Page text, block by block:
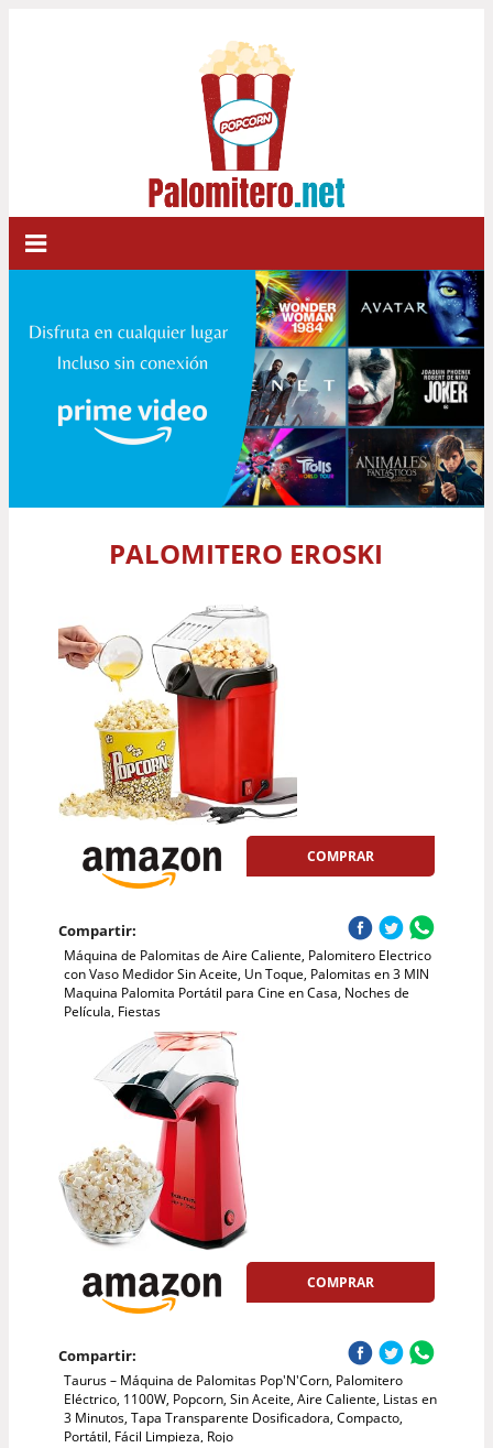
PALOMITERO EROSKI
COMPRAR
Compartir:
Máquina de Palomitas de Aire Caliente, Palomitero Electrico
con Vaso Medidor Sin Aceite, Un Toque, Palomitas en 3 MIN
Maquina Palomita Portátil para Cine en Casa, Noches de
Película, Fiestas
COMPRAR
Compartir:
Taurus – Máquina de Palomitas Pop'N'Corn, Palomitero
Eléctrico, 1100W, Popcorn, Sin Aceite, Aire Caliente, Listas en
3 Minutos, Tapa Transparente Dosificadora, Compacto,
Portátil, Fácil Limpieza, Rojo